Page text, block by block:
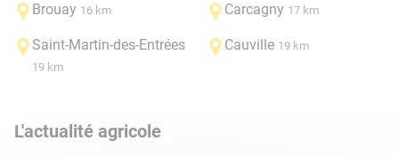
Brouay 16 km Carcagny 17 km
Saint-Martin-des-Entrées
19 km
Cauville 19 km
L'actualité agricole